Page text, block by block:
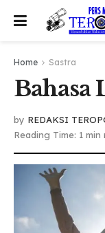
Home Sastra
Bahasa
by REDAKSI
Reading Time: 1 min